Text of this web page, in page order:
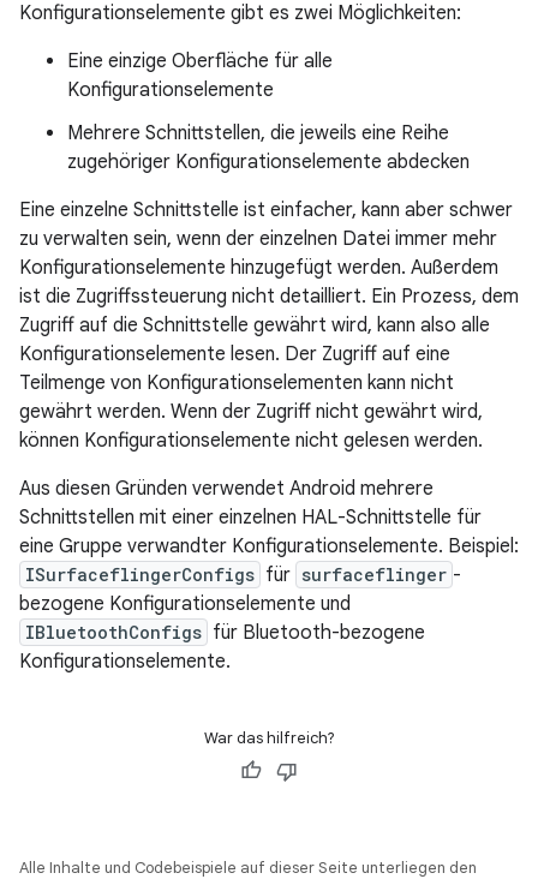
Konfigurationselemente gibt es zwei Möglichkeiten:
Eine einzige Oberfläche für alle
Konfigurationselemente
Mehrere Schnittstellen, die jeweils eine Reihe
zugehöriger Konfigurationselemente abdecken
Eine einzelne Schnittstelle ist einfacher, kann aber schwer
zu verwalten sein, wenn der einzelnen Datei immer mehr
Konfigurationselemente hinzugefügt werden. Außerdem
ist die Zugriffssteuerung nicht detailliert. Ein Prozess, dem
Zugriff auf die Schnittstelle gewährt wird, kann also alle
Konfigurationselemente lesen. Der Zugriff auf eine
Teilmenge von Konfigurationselementen kann nicht
gewährt werden. Wenn der Zugriff nicht gewährt wird,
können Konfigurationselemente nicht gelesen werden.
Aus diesen Gründen verwendet Android mehrere
Schnittstellen mit einer einzelnen HAL-Schnittstelle für
eine Gruppe verwandter Konfigurationselemente. Beispiel:
ISurfaceflingerConfigs für surfaceflinger -
bezogene Konfigurationselemente und
IBluetoothConfigs für Bluetooth-bezogene
Konfigurationselemente.
War das hilfreich?
Alle Inhalte und Codebeispiele auf dieser Seite unterliegen den